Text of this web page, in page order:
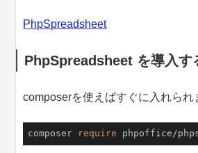
PhpSpreadsheet
PhpSpreadsheet を導入す
composerを使えばすぐに入れられ
composer require phpoffice/